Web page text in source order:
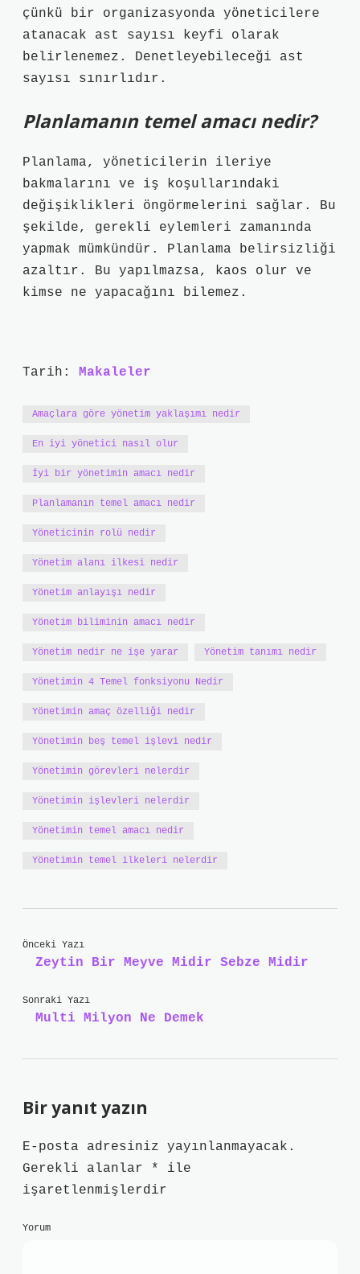
çünkü bir organizasyonda yöneticilere
atanacak ast sayısı keyfi olarak
belirlenemez. Denetleyebileceği ast
sayısı sınırlıdır.
Planlamanın temel amacı nedir?
Planlama, yöneticilerin ileriye
bakmalarını ve iş koşullarındaki
değişiklikleri öngörmelerini sağlar. Bu
şekilde, gerekli eylemleri zamanında
yapmak mümkündür. Planlama belirsizliği
azaltır. Bu yapılmazsa, kaos olur ve
kimse ne yapacağını bilemez.
Tarih: Makaleler
Amaçlara göre yönetim yaklaşımı nedir
En iyi yönetici nasıl olur
İyi bir yönetimin amacı nedir
Planlamanın temel amacı nedir
Yöneticinin rolü nedir
Yönetim alanı ilkesi nedir
Yönetim anlayışı nedir
Yönetim biliminin amacı nedir
Yönetim nedir ne işe yarar Yönetim tanımı nedir
Yönetimin 4 Temel fonksiyonu Nedir
Yönetimin amaç özelliği nedir
Yönetimin beş temel işlevi nedir
Yönetimin görevleri nelerdir
Yönetimin işlevleri nelerdir
Yönetimin temel amacı nedir
Yönetimin temel ilkeleri nelerdir
Önceki Yazı
Zeytin Bir Meyve Midir Sebze Midir
Sonraki Yazı
Multi Milyon Ne Demek
Bir yanıt yazın
E-posta adresiniz yayınlanmayacak.
Gerekli alanlar
*
ile
işaretlenmişlerdir
Yorum